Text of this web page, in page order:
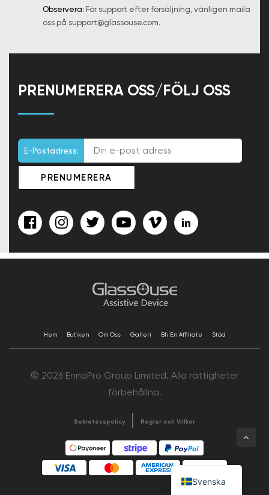
Observera: För support efter försäljning, vänligen maila
oss på support@glassouse.com.
PRENUMERERA OSS/FÖLJ OSS
E-Postadress:
Hem Butiken Om Oss Galleri Bli En Affiliate Stöd
© 2026 EnnoPro Group Limited. Alla rättigheter
förbehållna.
Sekretesspolicy Regler och Villkor
Svenska